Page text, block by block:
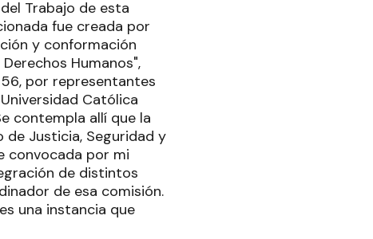
Trabajo de esta
fue creada por
y conformación
Humanos",
por representantes
Católica
contempla allí que la
Justicia, Seguridad y
convocada por mi
de distintos
de esa comisión.
una instancia que